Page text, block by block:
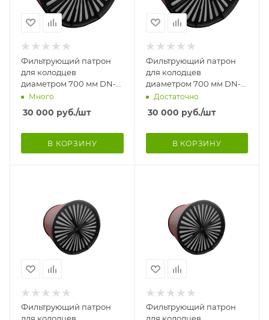
Фильтрующий патрон
для колодцев
диаметром 700 мм DN-
580 мм, Н-900 мм. НА
Много
30 000 руб./шт
В КОРЗИНУ
Фильтрующий патрон
для колодцев
диаметром 700 мм DN-
580 мм, Н-500 мм. НА
Достаточно
30 000 руб./шт
В КОРЗИНУ
Фильтрующий патрон
Фильтрующий патрон